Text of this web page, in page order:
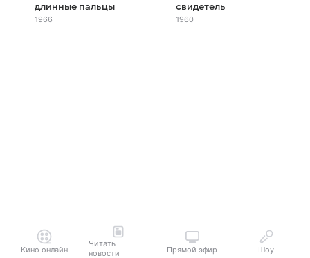
длинные пальцы
1966
свидетель
1960
Кино онлайн
Читать
новости
Прямой эфир Шоу